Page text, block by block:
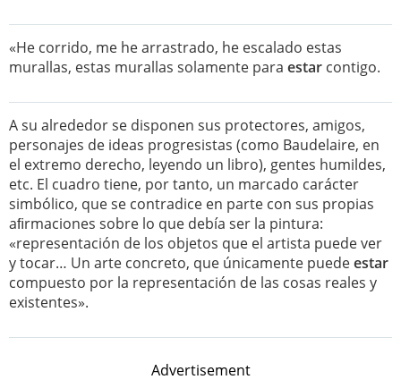
«He corrido, me he arrastrado, he escalado estas
murallas, estas murallas solamente para estar contigo.
A su alrededor se disponen sus protectores, amigos,
personajes de ideas progresistas (como Baudelaire, en
el extremo derecho, leyendo un libro), gentes humildes,
etc. El cuadro tiene, por tanto, un marcado carácter
simbólico, que se contradice en parte con sus propias
aﬁrmaciones sobre lo que debía ser la pintura:
«representación de los objetos que el artista puede ver
y tocar… Un arte concreto, que únicamente puedeestar
compuesto por la representación de las cosas reales y
existentes».
Advertisement